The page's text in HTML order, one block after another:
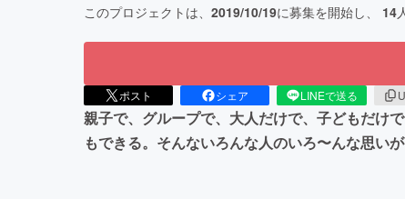
このプロジェクトは、 2019/10/19に募集を開始し、 14
ポスト シェア LINEで送る
親子で、グループで、大人だけで、子どもだけ
もできる。そんないろんな人のいろ〜んな思い